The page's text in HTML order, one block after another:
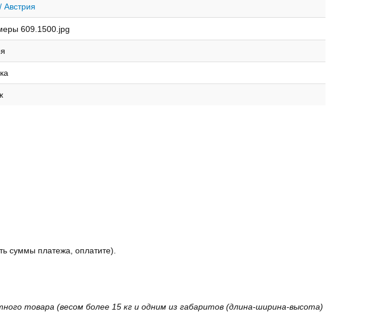
Австрия
суммы платежа, оплатите).
товара (весом более 15 кг и одним из габаритов (длина-ширина-высота)